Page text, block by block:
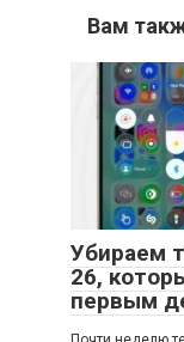
Вам
Убираем
26,
первым